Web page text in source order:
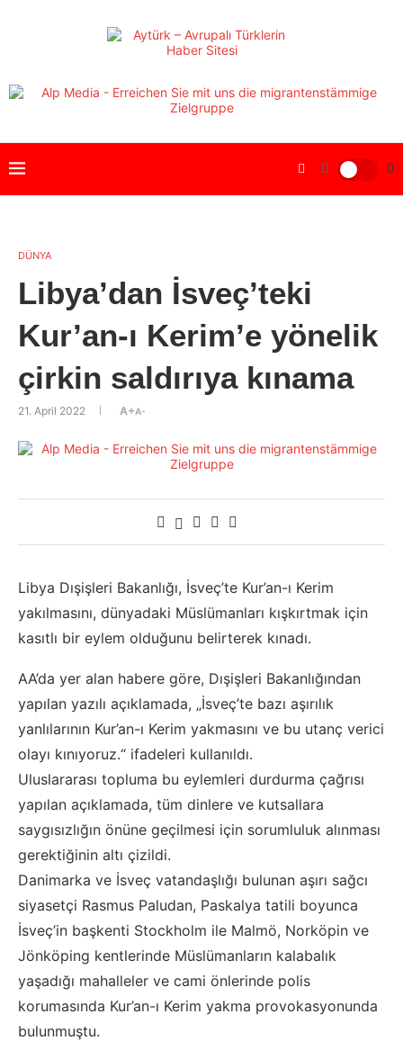
DÜNYA
Libya’dan İsveç’teki
Kur’an-ı Kerim’e yönelik
çirkin saldırıya kınama
21. April 2022 A+A-
Libya Dışişleri Bakanlığı, İsveç’te Kur’an-ı Kerim
yakılmasını, dünyadaki Müslümanları kışkırtmak için
kasıtlı bir eylem olduğunu belirterek kınadı.
AA’da yer alan habere göre, Dışişleri Bakanlığından
yapılan yazılı açıklamada, „İsveç’te bazı aşırılık
yanlılarının Kur’an-ı Kerim yakmasını ve bu utanç verici
olayı kınıyoruz.“ ifadeleri kullanıldı.
Uluslararası topluma bu eylemleri durdurma çağrısı
yapılan açıklamada, tüm dinlere ve kutsallara
saygısızlığın önüne geçilmesi için sorumluluk alınması
gerektiğinin altı çizildi.
Danimarka ve İsveç vatandaşlığı bulunan aşırı sağcı
siyasetçi Rasmus Paludan, Paskalya tatili boyunca
İsveç’in başkenti Stockholm ile Malmö, Norköpin ve
Jönköping kentlerinde Müslümanların kalabalık
yaşadığı mahalleler ve cami önlerinde polis
korumasında Kur’an-ı Kerim yakma provokasyonunda
bulunmuştu.